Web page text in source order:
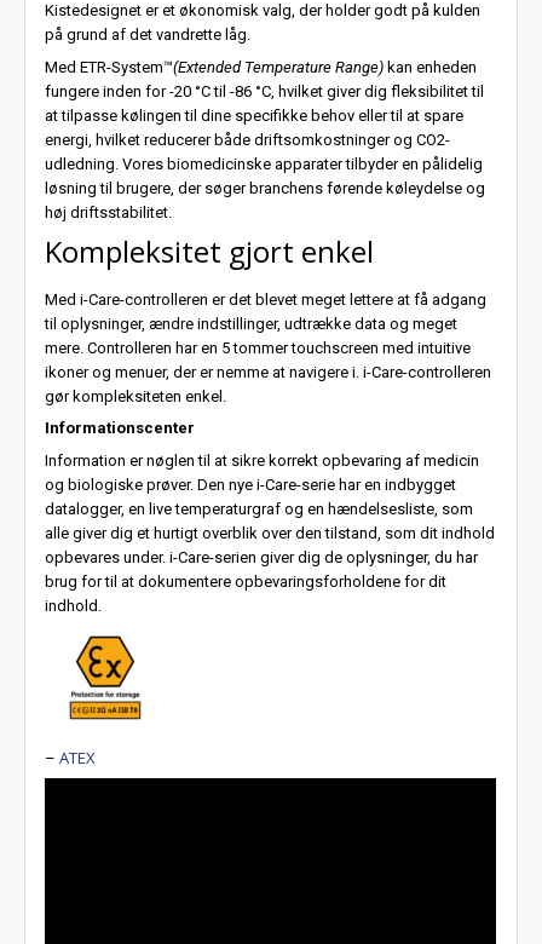
Kistedesignet er et økonomisk valg, der holder godt på kulden
på grund af det vandrette låg.
Med ETR-System™(Extended Temperature Range) kan enheden
fungere inden for -20 °C til -86 °C, hvilket giver dig fleksibilitet til
at tilpasse kølingen til dine specifikke behov eller til at spare
energi, hvilket reducerer både driftsomkostninger og CO2-
udledning. Vores biomedicinske apparater tilbyder en pålidelig
løsning til brugere, der søger branchens førende køleydelse og
høj driftsstabilitet.
Kompleksitet gjort enkel
Med i-Care-controlleren er det blevet meget lettere at få adgang
til oplysninger, ændre indstillinger, udtrække data og meget
mere. Controlleren har en 5 tommer touchscreen med intuitive
ikoner og menuer, der er nemme at navigere i. i-Care-controlleren
gør kompleksiteten enkel.
Informationscenter
Information er nøglen til at sikre korrekt opbevaring af medicin
og biologiske prøver. Den nye i-Care-serie har en indbygget
datalogger, en live temperaturgraf og en hændelsesliste, som
alle giver dig et hurtigt overblik over den tilstand, som dit indhold
opbevares under. i-Care-serien giver dig de oplysninger, du har
brug for til at dokumentere opbevaringsforholdene for dit
indhold.
–ATEX